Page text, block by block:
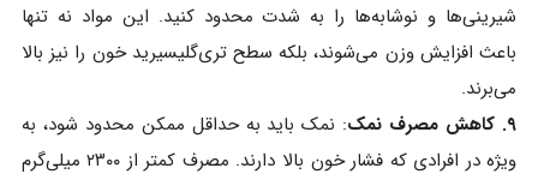
شیرینی‌ها و نوشابه‌ها را به شدت محدود کنید. این مواد نه تنها
باعث افزایش وزن می‌شوند، بلکه سطح تری‌گلیسیرید خون را نیز بالا
می‌برند.
۹. کاهش مصرف نمک
: نمک باید به حداقل ممکن محدود شود، به
ویژه در افرادی که فشار خون بالا دارند. مصرف کمتر از ۲۳۰۰ میلی‌گرم